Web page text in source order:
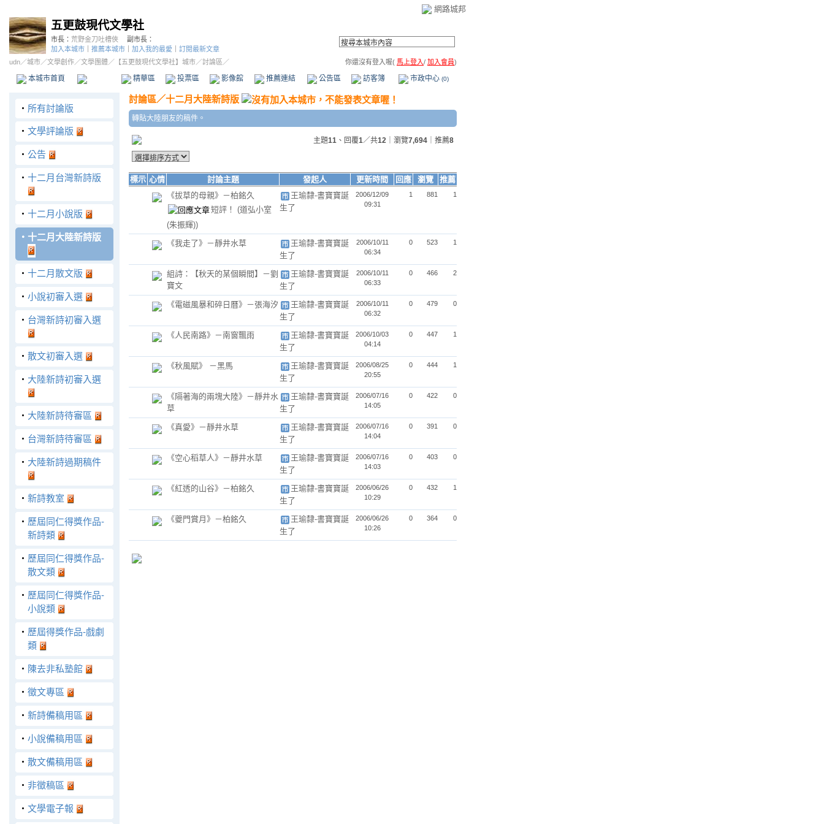
網路城邦
五更鼓現代文學社
市長： 荒野金刀吐槽俠
副市長：
加入本城市
推薦本城市 加入我的最愛
訂閱最新文章
udn／城市／文學創作／文學團體／ 【五更鼓現代文學社】城市／討論區／ 你還沒有登入喔( 馬上登入/ 加入會員)
本城市首頁 精華區 投票區 影像館 推薦連結 公告區 訪客簿 市政中心 (0)
‧ 所有討論版
‧ 文學評論版
‧ 公告
‧ 十二月台灣新詩版
‧ 十二月小說版
‧ 十二月大陸新詩版
‧ 十二月散文版
‧ 小說初審入選
‧ 台灣新詩初審入選
‧ 散文初審入選
‧ 大陸新詩初審入選
‧ 大陸新詩待審區
‧ 台灣新詩待審區
‧ 大陸新詩過期稿件
‧ 新詩教室
‧ 歷屆同仁得獎作品-
新詩類
‧ 歷屆同仁得獎作品-
散文類
‧ 歷屆同仁得獎作品-
小說類
‧ 歷屆得獎作品-戲劇
類
‧ 陳去非私塾館
‧ 徵文專區
‧ 新詩備稿用區
‧ 小說備稿用區
‧ 散文備稿用區
‧ 非徵稿區
‧ 文學電子報
討論區／十二月大陸新詩版
轉貼大陸朋友的稿件。
主題11 、回覆1／共12 ｜瀏覽7,694 ｜推薦8
標示 心情 討論主題 發起人 更新時間 回應 瀏覽
推薦
《拔草的母親》－柏銘久
短評！ (道弘小室
(朱振輝))
王瑜隸-書寶寶誕
生了
2006/12/09
09:31
1 881 1
《我走了》－靜井水草
王瑜隸-書寶寶誕
生了
2006/10/11
06:34
0 523 1
組詩：【秋天的某個瞬間】－劉
寶文
王瑜隸-書寶寶誕
生了
2006/10/11
06:33
0 466 2
《電磁風暴和碎日曆》－張海汐
王瑜隸-書寶寶誕
生了
2006/10/11
06:32
0 479 0
《人民南路》－南窗飄雨
王瑜隸-書寶寶誕
生了
2006/10/03
04:14
0 447 1
《秋風賦》 －黑馬
王瑜隸-書寶寶誕
生了
2006/08/25
20:55
0 444 1
《隔著海的兩塊大陸》－靜井水
草
王瑜隸-書寶寶誕
生了
2006/07/16
14:05
0 422 0
《真愛》－靜井水草
王瑜隸-書寶寶誕
生了
2006/07/16
14:04
0 391 0
《空心稻草人》－靜井水草
王瑜隸-書寶寶誕
生了
2006/07/16
14:03
0 403 0
《紅透的山谷》－柏銘久
王瑜隸-書寶寶誕
生了
2006/06/26
10:29
0 432 1
《夔門賞月》－柏銘久
王瑜隸-書寶寶誕
生了
2006/06/26
10:26
0 364 0